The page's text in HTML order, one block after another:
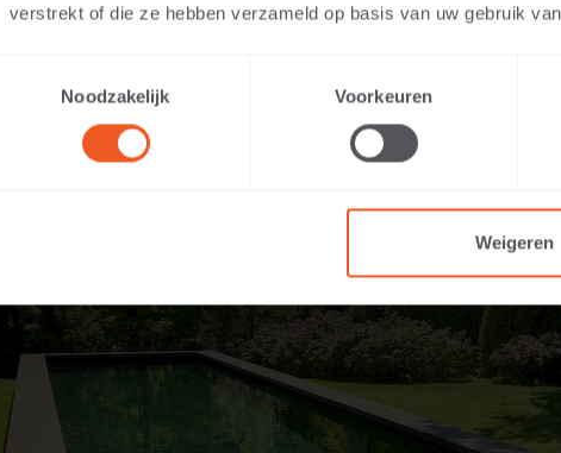
verstrekt of die ze hebben verzameld op basis van uw gebruik
Noodzakelijk
Voorkeuren
Weigeren